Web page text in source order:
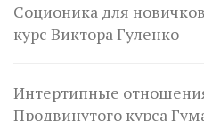
Соционика для
курс Виктора Гуленко
Интертипные
Продвинутого курса